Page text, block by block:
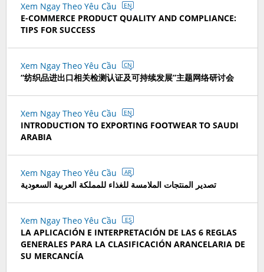
Xem Ngay Theo Yêu Cầu EN
E-COMMERCE PRODUCT QUALITY AND COMPLIANCE:
TIPS FOR SUCCESS
Xem Ngay Theo Yêu Cầu CN
“纺织品进出口相关检测认证及可持续发展”主题网络研讨会
Xem Ngay Theo Yêu Cầu EN
INTRODUCTION TO EXPORTING FOOTWEAR TO SAUDI
ARABIA
Xem Ngay Theo Yêu Cầu AR
تصدير المنتجات الملامسة للغذاء للمملكة العربية السعودية
Xem Ngay Theo Yêu Cầu ES
LA APLICACIÓN E INTERPRETACIÓN DE LAS 6 REGLAS
GENERALES PARA LA CLASIFICACIÓN ARANCELARIA DE
SU MERCANCÍA